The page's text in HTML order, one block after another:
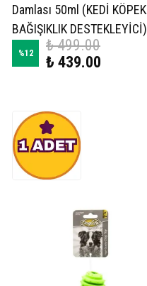
Damlası 50ml (KEDİ KÖPEK
BAĞIŞIKLIK DESTEKLEYİCİ)
%12
₺ 499.00
₺ 439.00